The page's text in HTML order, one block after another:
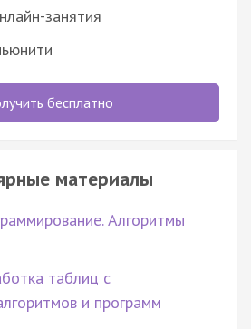
занятия
бесплатно
материалы
Алгоритмы
таблиц с
и программ